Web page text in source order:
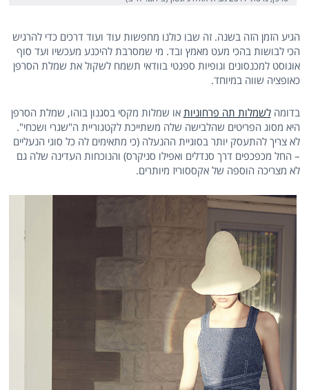
הגיע הזמן הזה בשנה. זה שבו כולנו מחפשות עוד ועוד דרכים כדי להרגיש
הכי לבושות בהכי מעט מאמץ ובד. מי שמסרבת להיכנע מעכשיו ועד סוף
אוגוסט למכנסונים וגופיות ספגטי בוודאי תשמח לשקול את שמלת הסרפן
כאופציה שווה במיוחד.
בדומהלשמלות תה פרחוניותאו שמלות מקסי בסגנון בוהו, שמלת הסרפן
היא מסוג הפריטים שהלבישה שלה משתייכת לקטגוריית ה"שגרי ושכחי".
לא צריך להתעסק יותר בסוגיית ההנעלה (כי מתאימים לה כל סוגי הנעליים
– החל מכפכפים דרך סנדלים ואפילו סניקרס) והנוכחות העדינה שלה גם
לא מצריכה הוספה של אקססוריז מיותרים.